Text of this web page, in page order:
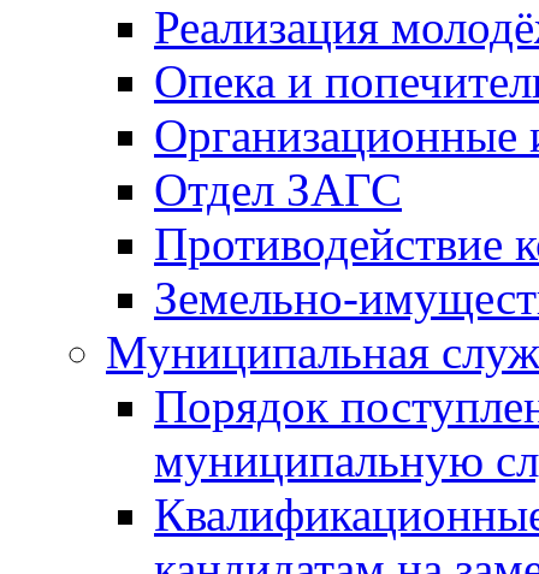
Реализация
Опека и
Отдел ЗАГС
Противодействие
Земельно-
Муниципальная
Порядок
муниципальную